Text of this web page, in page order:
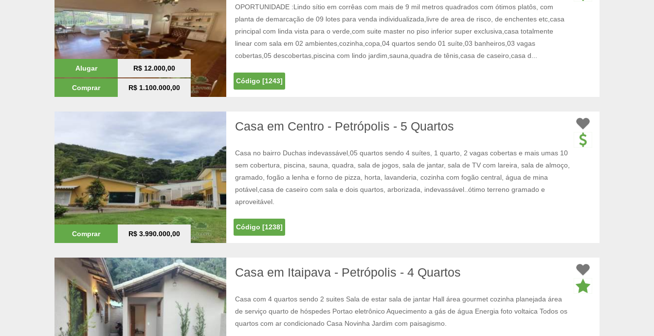
Alugar R$ 12.000,00
Comprar R$ 1.100.000,00
OPORTUNIDADE :Lindo sítio em corrêas com mais de 9 mil metros quadrados com ótimos platôs, com
planta de demarcação de 09 lotes para venda individualizada,livre de area de risco, de enchentes etc,casa
principal com linda vista para o verde,com suite master no piso inferior super exclusiva,casa totalmente
linear com sala em 02 ambientes,cozinha,copa,04 quartos sendo 01 suíte,03 banheiros,03 vagas
cobertas,05 descobertas,piscina com lindo jardim,sauna,quadra de tênis,casa de caseiro,casa d...
Código [1243]
Comprar R$ 3.990.000,00
Casa em Centro - Petrópolis - 5 Quartos
Casa no bairro Duchas indevassável,05 quartos sendo 4 suítes, 1 quarto, 2 vagas cobertas e mais umas 10
sem cobertura, piscina, sauna, quadra, sala de jogos, sala de jantar, sala de TV com lareira, sala de almoço,
gramado, fogão a lenha e forno de pizza, horta, lavanderia, cozinha com fogão central, água de mina
potável,casa de caseiro com sala e dois quartos, arborizada, indevassável..ótimo terreno gramado e
aproveitável.
Código [1238]
Casa em Itaipava - Petrópolis - 4 Quartos
Casa com 4 quartos sendo 2 suites Sala de estar sala de jantar Hall área gourmet cozinha planejada área
de serviço quarto de hóspedes Portao eletrônico Aquecimento a gás de água Energia foto voltaica Todos os
quartos com ar condicionado Casa Novinha Jardim com paisagismo.